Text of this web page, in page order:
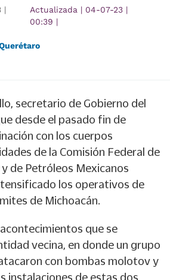
|
Actualizada | 04-07-23 |
00:39 |
secretario de Gobierno del
desde el pasado fin de
con los cuerpos
de la Comisión Federal de
de Petróleos Mexicanos
los operativos de
de Michoacán.
que se
vecina, en donde un grupo
con bombas molotov y
instalaciones de estas dos